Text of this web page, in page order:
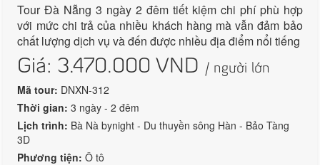
Tour Đà Nẵng 3 ngày 2 đêm tiết kiệm chi phí phù hợp
với mức chi trả của nhiều khách hàng mà vẫn đảm bảo
chất lượng dịch vụ và đến được nhiều địa điểm nổi tiếng
Giá: 3.470.000 VND / người lớn
Mã tour: DNXN-312
Thời gian:3 ngày - 2 đêm
Lịch trình: Bà Nà bynight - Du thuyền sông Hàn - Bảo Tàng
3D
Phương tiện:Ô tô